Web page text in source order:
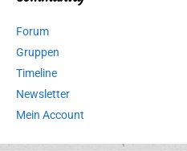
Forum
Gruppen
Timeline
Newsletter
Mein Account